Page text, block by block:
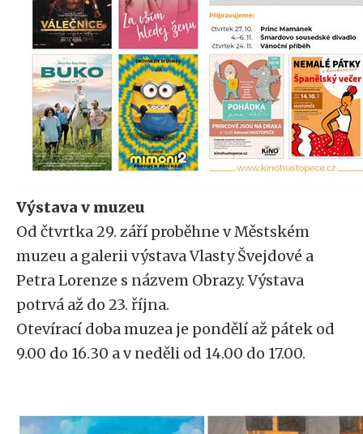
Výstava v muzeu
Od čtvrtka 29. září proběhne v Městském
muzeu a galerii výstava Vlasty Švejdové a
Petra Lorenze s názvem Obrazy. Výstava
potrvá až do 23. října.
Otevírací doba muzea je pondělí až pátek od
9.00 do 16.30 a v neděli od 14.00 do 17.00.